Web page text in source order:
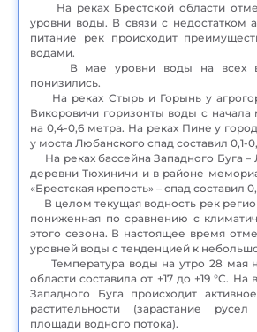
На реках Брестской области
уровни воды. В связи с недостатком
питание рек происходит
водами.
В мае уровни воды на всех
понизились.
На реках Стырь и Горынь у
Викоровичи горизонты воды с начала
на 0,4-0,6 метра. На реках Пине у
у моста Любанского спад составил 0,1-
На реках бассейна Западного Буга –
деревни Тюхиничи и в районе
«Брестская крепость» – спад составил
В целом текущая водность рек
пониженная по сравнению с
этого сезона. В настоящее время
уровней воды с тенденцией к
Температура воды на утро 28 мая
области составила от +17 до +19 °C. На
Западного Буга происходит
растительности (зарастание
площади водного потока).